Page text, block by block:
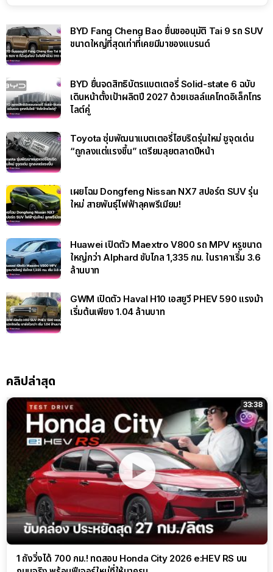
BYD Fang Cheng Bao ยื่นขออนุมัติ Tai 9 รถ SUV
ขนาดใหญ่ที่สุดเท่าที่เคยมีมาของแบรนด์
BYD ยื่นจดสิทธิบัตรแบตเตอรี่ Solid-state 6 ฉบับ
เดินหน้าตั้งเป้าผลิตปี 2027 ด้วยเซลล์แคโทดอิเล็กโทร
ไลต์คู่
Toyota ซุ่มพัฒนาแบตเตอรี่ไฮบริดรุ่นใหม่ ชูจุดเด่น
“ถูกลงแต่แรงขึ้น” เตรียมลุยตลาดปีหน้า
เผยโฉม Dongfeng Nissan NX7 สปอร์ต SUV รุ่น
ใหม่ สายพันธุ์ไฟฟ้าลุคพรีเมียม!
Huawei เปิดตัว Maextro V800 รถ MPV หรูขนาด
ใหญ่กว่า Alphard ขับไกล 1,335 กม. ในราคาเริ่ม 3.6
ล้านบาท
GWM เปิดตัว Haval H10 เอสยูวี PHEV 590 แรงม้า
เริ่มต้นเพียง 1.04 ล้านบาท
คลิปล่าสุด
33:38
1 ถังวิ่งได้ 700 กม.! ทดสอบ Honda City 2026 e:HEV RS บน